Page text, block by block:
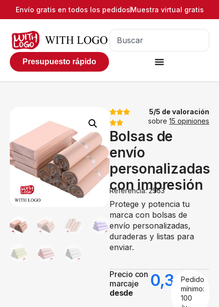
Envío gratis en todos los pedidosMuestra virtual gratis
Presupuesto rápido
5/5 de valoración
sobre 15 opiniones
Bolsas de
envío
personalizadas
con impresión
Referencia: 2563
Protege y potencia tu
marca con bolsas de
envío personalizadas,
duraderas y listas para
enviar.
Precio con
marcaje
desde
0,30€
Pedido
mínimo:
100